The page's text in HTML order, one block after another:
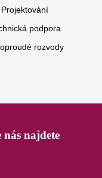
Projektování
podpora
rozvody
nás najdete